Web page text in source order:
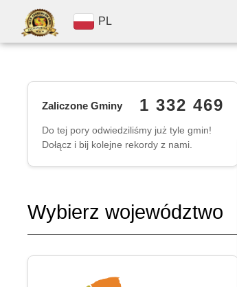
PL
Zaliczone Gminy 1 332 469
Do tej pory odwiedziliśmy już tyle gmin!
Dołącz i bij kolejne rekordy z nami.
Wybierz województwo